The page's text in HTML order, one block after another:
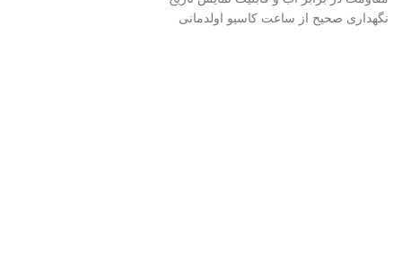
نگهداری صحیح از ساعت کاسیو اولدمانی